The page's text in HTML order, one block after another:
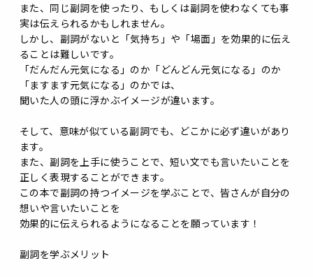
また、同じ副詞を使ったり、もしくは副詞を使わなくても事
実は伝えられるかもしれません。
しかし、副詞がないと「気持ち」や「場面」を効果的に伝え
ることは難しいです。
「だんだん元気になる」のか「どんどん元気になる」のか
「ますます元気になる」のかでは、
聞いた人の頭に浮かぶイメージが違います。
そして、意味が似ている副詞でも、どこかに必ず違いがあり
ます。
また、副詞を上手に使うことで、短い文でも言いたいことを
正しく表現することができます。
この本で副詞の持つイメージを学ぶことで、皆さんが自分の
想いや言いたいことを
効果的に伝えられるようになることを願っています！
副詞を学ぶメリット